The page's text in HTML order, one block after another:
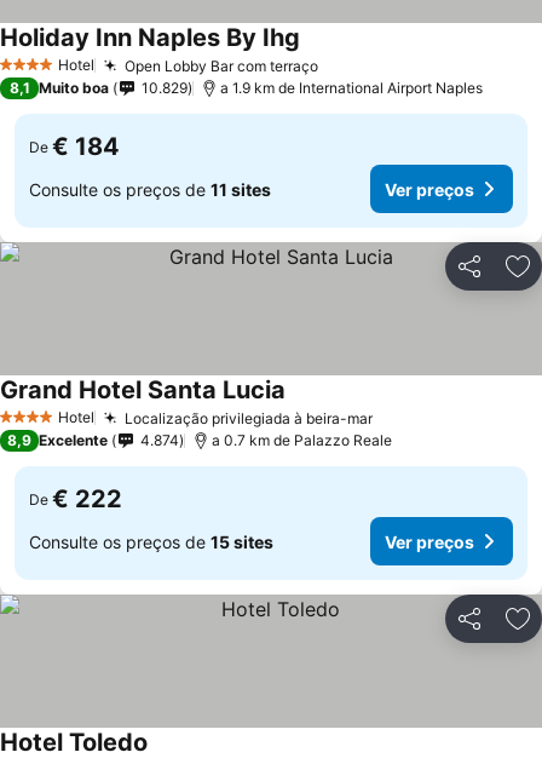
4 EstrelasHotel Open Lobby Bar com terraçoVer preços
Holiday Inn Naples By Ihg
8,1 Muito boa 10.829 a 1.9 km de International Airport Naples
De € 184
Consulte os preços de 11 sites Ver preços
Partilhar
4 EstrelasHotel Localização privilegiada à beira-marVer preços
Grand Hotel Santa Lucia
8,9 Excelente 4.874 a 0.7 km de Palazzo Reale
De € 222
Consulte os preços de 15 sites Ver preços
Partilhar
Hotel Toledo